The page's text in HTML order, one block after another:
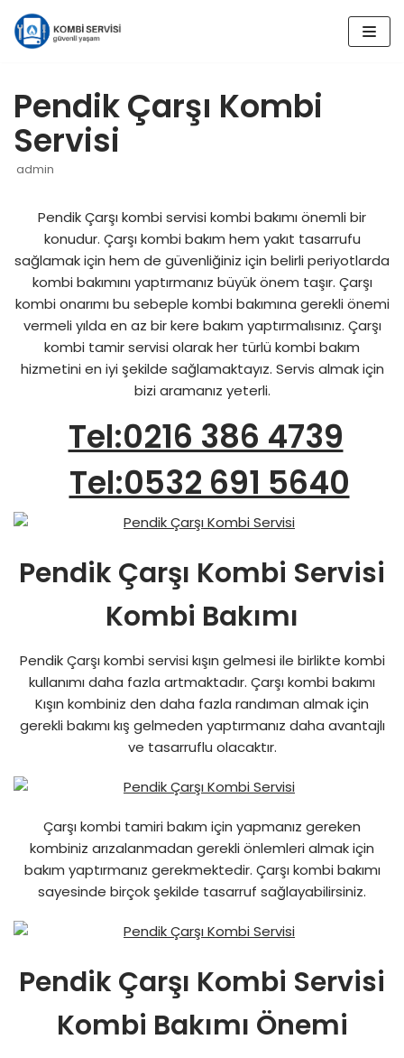
İçeriğe
geç
Pendik Çarşı Kombi
Servisi
admin
Pendik Çarşı kombi servisi kombi bakımı önemli bir
konudur. Çarşı kombi bakım hem yakıt tasarrufu
sağlamak için hem de güvenliğiniz için belirli periyotlarda
kombi bakımını yaptırmanız büyük önem taşır. Çarşı
kombi onarımı bu sebeple kombi bakımına gerekli önemi
vermeli yılda en az bir kere bakım yaptırmalısınız. Çarşı
kombi tamir servisi olarak her türlü kombi bakım
hizmetini en iyi şekilde sağlamaktayız. Servis almak için
bizi aramanız yeterli.
Tel:0216 386 4739
Tel:0532 691 5640
Pendik Çarşı Kombi Servisi
Kombi Bakımı
Pendik Çarşı kombi servisi kışın gelmesi ile birlikte kombi
kullanımı daha fazla artmaktadır. Çarşı kombi bakımı
Kışın kombiniz den daha fazla randıman almak için
gerekli bakımı kış gelmeden yaptırmanız daha avantajlı
ve tasarruflu olacaktır.
Çarşı kombi tamiri bakım için yapmanız gereken
kombiniz arızalanmadan gerekli önlemleri almak için
bakım yaptırmanız gerekmektedir. Çarşı kombi bakımı
sayesinde birçok şekilde tasarruf sağlayabilirsiniz.
Pendik Çarşı Kombi Servisi
Kombi Bakımı Önemi